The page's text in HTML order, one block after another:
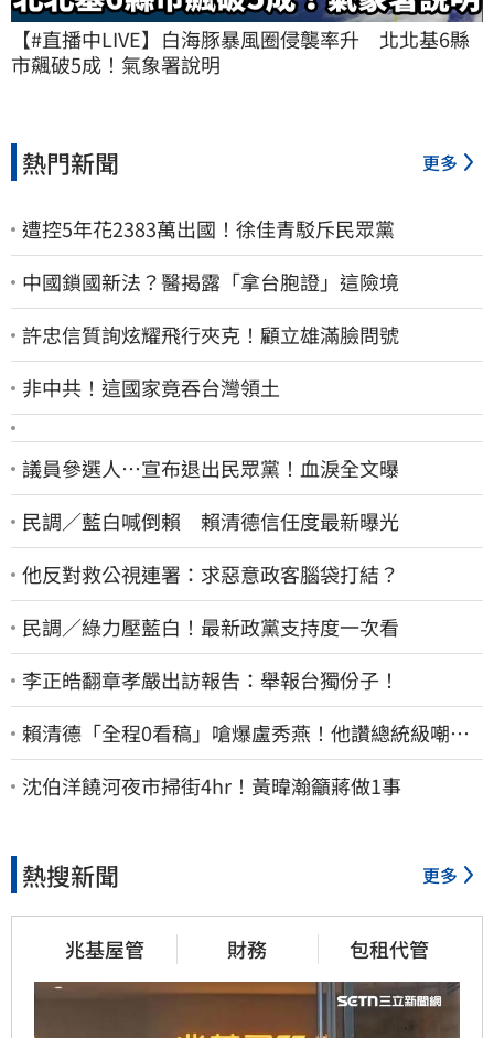
【#直播中LIVE】白海豚暴風圈侵襲率升　北北基6縣
市飆破5成！氣象署說明
熱門新聞 更多
遭控5年花2383萬出國！徐佳青駁斥民眾黨
中國鎖國新法？醫揭露「拿台胞證」這險境
許忠信質詢炫耀飛行夾克！顧立雄滿臉問號
非中共！這國家竟吞台灣領土
議員參選人…宣布退出民眾黨！血淚全文曝
民調／藍白喊倒賴 賴清德信任度最新曝光
他反對救公視連署：求惡意政客腦袋打結？
民調／綠力壓藍白！最新政黨支持度一次看
李正皓翻章孝嚴出訪報告：舉報台獨份子！
賴清德「全程0看稿」嗆爆盧秀燕！他讚總統級嘲
諷：把8年總帳一次掀翻
沈伯洋饒河夜市掃街4hr！黃暐瀚籲蔣做1事
熱搜新聞 更多
兆基屋管 財務 包租代管